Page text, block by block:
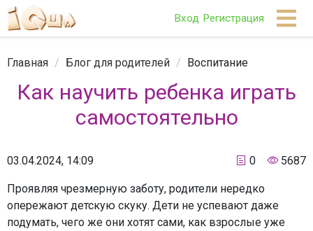
Вход Регистрация
Главная / Блог для родителей / Воспитание
Как научить ребенка играть
самостоятельно
03.04.2024, 14:09 0 5687
Проявляя чрезмерную заботу, родители нередко
опережают детскую скуку. Дети не успевают даже
подумать, чего же они хотят сами, как взрослые уже